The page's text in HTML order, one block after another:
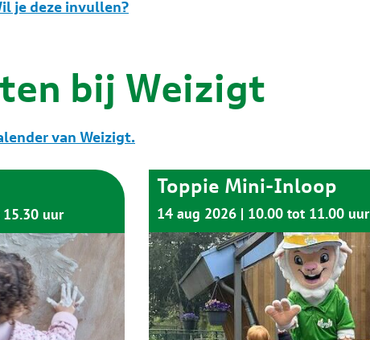
je deze invullen?
bij Weizigt
uur
Toppie Mini-Inloop
14 aug 2026 10.00 tot 11.00 uur
van Weizigt.